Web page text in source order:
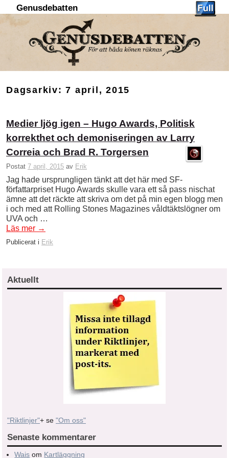
Genusdebatten
Dagsarkiv:7 april, 2015
Medier ljög igen – Hugo Awards, Politisk
korrekthet och demoniseringen av Larry
Correia och Brad R. Torgersen
Postat 7 april, 2015 av Erik
Jag hade ursprungligen tänkt att det här med SF-
författarpriset Hugo Awards skulle vara ett så pass nischat
ämne att det räckte att skriva om det på min egen blogg men
i och med att Rolling Stones Magazines våldtäktslögner om
UVA och …
Läs mer →
Publicerat i Erik
Aktuellt
"Riktlinjer"+ se "Om oss"
Senaste kommentarer
Wais om Kartläggning